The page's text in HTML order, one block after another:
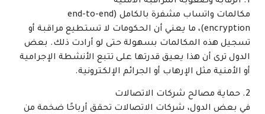
مكالمات واتساب مشفرة بالكامل (end-to-end
encryption)، ما يعني أن الحكومات لا تستطيع مراقبة أو
تسجيل هذه المكالمات بسهولة حتى لو أرادت ذلك. بعض
الدول ترى أن هذا يعيق قدرتها على تتبع الأنشطة الإجرامية
أو الأمنية مثل الإرهاب أو الجرائم الإلكترونية.
2. حماية مصالح شركات الاتصالات
في بعض الدول، شركات الاتصالات تحقق أرباحًا ضخمة من